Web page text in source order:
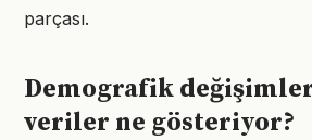
parçası.
Demografik
veriler ne gösteriyor?